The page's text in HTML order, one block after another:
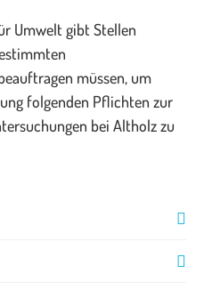
Umwelt gibt Stellen
müssen, um
folgenden Pflichten zur
bei Altholz zu